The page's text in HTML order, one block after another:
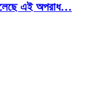
এই অপরাধ…